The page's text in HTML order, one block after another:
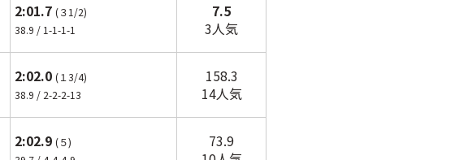
2:01.7 (３1/2)
38.9 / 1-1-1-1
7.5
3人気
2:02.0 (１3/4)
38.9 / 2-2-2-13
158.3
14人気
2:02.9 (５)
73.9